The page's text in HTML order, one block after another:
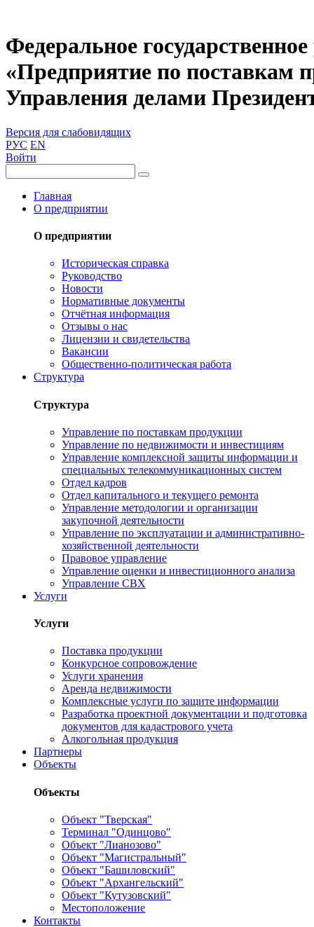
Федеральное
«Предприятие по поставкам
Управления делами
Версия для слабовидящих
РУС EN
Войти
Главная
О предприятии
О предприятии
Историческая справка
Руководство
Новости
Нормативные документы
Отчётная информация
Отзывы о нас
Лицензии и свидетельства
Вакансии
Общественно-политическая работа
Структура
Структура
Управление по поставкам продукции
Управление по недвижимости и инвестициям
Управление комплексной защиты информации и
специальных телекоммуникационных систем
Отдел кадров
Отдел капитального и текущего ремонта
Управление методологии и организации
закупочной деятельности
Управление по эксплуатации и административно-
хозяйственной деятельности
Правовое управление
Управление оценки и инвестиционного анализа
Управление СВХ
Услуги
Услуги
Поставка продукции
Конкурсное сопровождение
Услуги хранения
Аренда недвижимости
Комплексные услуги по защите информации
Разработка проектной документации и подготовка
документов для кадастрового учета
Алкогольная продукция
Партнеры
Объекты
Объекты
Объект "Тверская"
Терминал "Одинцово"
Объект "Лианозово"
Объект "Магистральный"
Объект "Башиловский"
Объект "Архангельский"
Объект "Кутузовский"
Местоположение
Контакты